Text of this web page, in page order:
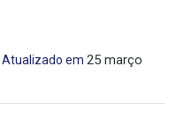
Atualizado em 25 março